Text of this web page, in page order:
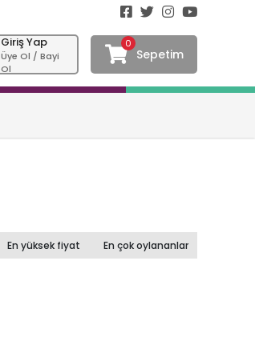
Giriş Yap
Üye Ol / Bayi
Ol
0
Sepetim
En yüksek fiyat En çok oylananlar